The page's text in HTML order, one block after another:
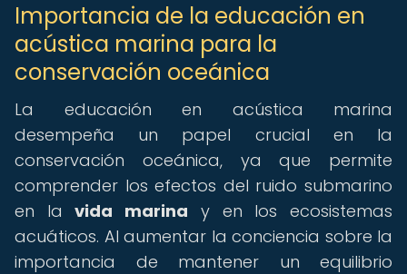
Importancia de la educación en
acústica marina para la
conservación oceánica
La educación en acústica marina
desempeña un papel crucial en la
conservación oceánica, ya que permite
comprender los efectos del ruido submarino
en lavida marina y en los ecosistemas
acuáticos. Al aumentar la conciencia sobre la
importancia de mantener un equilibrio